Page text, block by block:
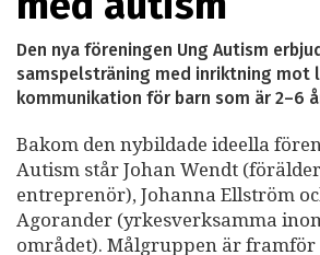
Den nya föreningen Ung Autism
samspelsträning med inriktning mot
kommunikation för barn som är 2–6
Bakom den nybildade ideella
Autism står Johan Wendt
entreprenör), Johanna Ellström
Agorander (yrkesverksamma
området). Målgruppen är